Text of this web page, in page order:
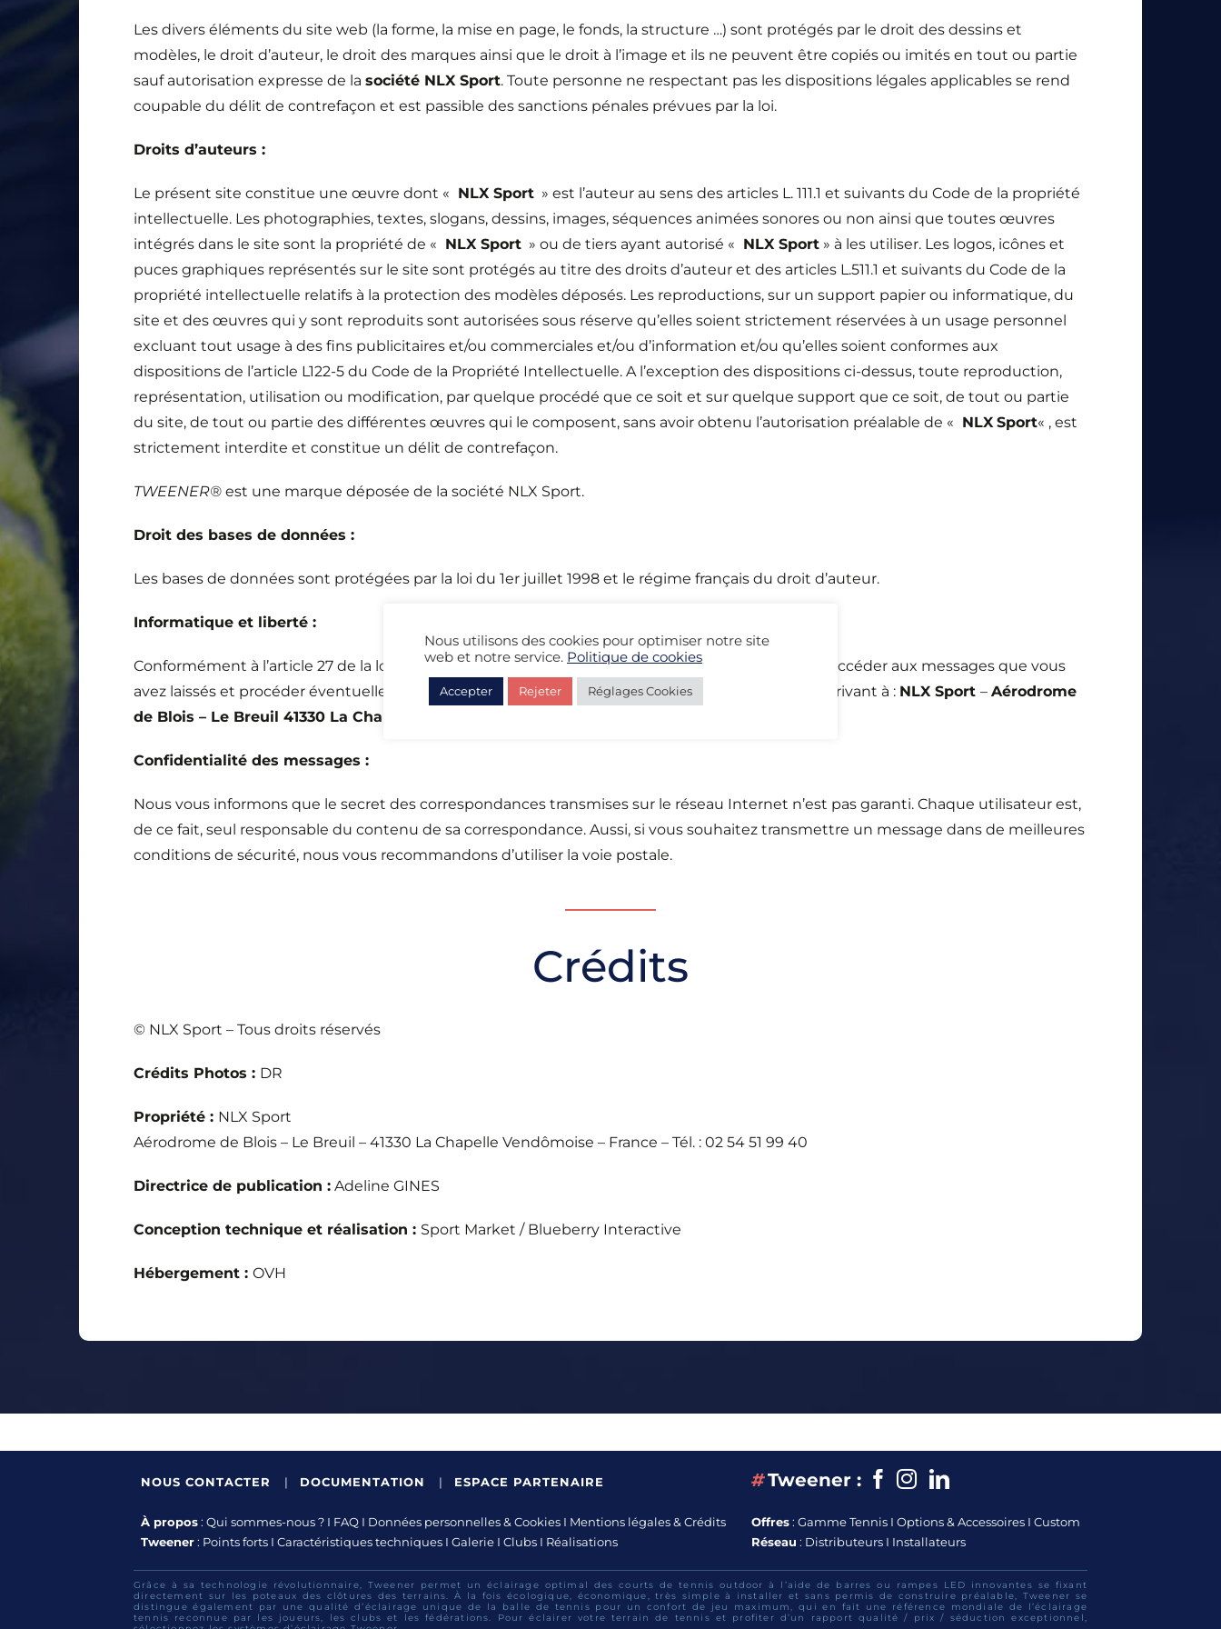
Les divers éléments du site web (la forme, la mise en page, le fonds, la structure …) sont protégés par le droit des dessins et
modèles, le droit d’auteur, le droit des marques ainsi que le droit à l’image et ils ne peuvent être copiés ou imités en tout ou partie
sauf autorisation expresse de la société NLX Sport. Toute personne ne respectant pas les dispositions légales applicables se rend
coupable du délit de contrefaçon et est passible des sanctions pénales prévues par la loi.
Droits d’auteurs :
Le présent site constitue une œuvre dont « NLX Sport » est l’auteur au sens des articles L. 111.1 et suivants du Code de la propriété
intellectuelle. Les photographies, textes, slogans, dessins, images, séquences animées sonores ou non ainsi que toutes œuvres
intégrés dans le site sont la propriété de « NLX Sport » ou de tiers ayant autorisé « NLX Sport » à les utiliser. Les logos, icônes et
puces graphiques représentés sur le site sont protégés au titre des droits d’auteur et des articles L.511.1 et suivants du Code de la
propriété intellectuelle relatifs à la protection des modèles déposés. Les reproductions, sur un support papier ou informatique, du
site et des œuvres qui y sont reproduits sont autorisées sous réserve qu’elles soient strictement réservées à un usage personnel
excluant tout usage à des fins publicitaires et/ou commerciales et/ou d’information et/ou qu’elles soient conformes aux
dispositions de l’article L122-5 du Code de la Propriété Intellectuelle. A l’exception des dispositions ci-dessus, toute reproduction,
représentation, utilisation ou modification, par quelque procédé que ce soit et sur quelque support que ce soit, de tout ou partie
du site, de tout ou partie des différentes œuvres qui le composent, sans avoir obtenu l’autorisation préalable de « NLX Sport« , est
strictement interdite et constitue un délit de contrefaçon.
TWEENER® est une marque déposée de la société NLX Sport.
Droit des bases de données :
Les bases de données sont protégées par la loi du 1er juillet 1998 et le régime français du droit d’auteur.
Informatique et liberté :
Conformément à l’article 27 de la loi 78-17, Informatique et Libertés, de janvier 1978, vous pouvez accéder aux messages que vous
avez laissés et procéder éventuellement à des rectifications aux données vous concernant en écrivant à : NLX Sport – Aérodrome
de Blois – Le Breuil 41330 La Chapelle Vendômoise – France
Confidentialité des messages :
Nous vous informons que le secret des correspondances transmises sur le réseau Internet n’est pas garanti. Chaque utilisateur est,
de ce fait, seul responsable du contenu de sa correspondance. Aussi, si vous souhaitez transmettre un message dans de meilleures
conditions de sécurité, nous vous recommandons d’utiliser la voie postale.
Crédits
© NLX Sport – Tous droits réservés
Crédits Photos : DR
Propriété : NLX Sport
Aérodrome de Blois – Le Breuil – 41330 La Chapelle Vendômoise – France – Tél. : 02 54 51 99 40
Directrice de publication : Adeline GINES
Conception technique et réalisation : Sport Market / Blueberry Interactive
Hébergement : OVH
NOUS CONTACTER | DOCUMENTATION | ESPACE PARTENAIRE
À propos: Qui sommes-nous ? I FAQ I Données personnelles & Cookies I Mentions légales & Crédits
Tweener: Points forts I Caractéristiques techniques I Galerie I Clubs I Réalisations
#Tweener : FacebookInstagram
Offres: Gamme Tennis I Options & Accessoires I Custom
Réseau : Distributeurs I Installateurs
Grâce à sa technologie révolutionnaire, Tweener permet un éclairage optimal des courts de tennis outdoor à l’aide de barres ou rampes LED innovantes se fixant
directement sur les poteaux des clôtures des terrains. À la fois écologique, économique, très simple à installer et sans permis de construire préalable, Tweener se
distingue également par une qualité d’éclairage unique de la balle de tennis pour un confort de jeu maximum, qui en fait une référence mondiale de l’éclairage
tennis reconnue par les joueurs, les clubs et les fédérations. Pour éclairer votre terrain de tennis et profiter d’un rapport qualité / prix / séduction exceptionnel,
Nous utilisons des cookies pour optimiser notre site
web et notre service. Politique de cookies
Accepter Rejeter Réglages Cookies